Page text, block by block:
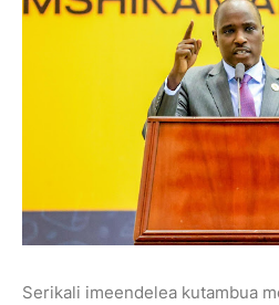
Serikali imeendelea kutambua